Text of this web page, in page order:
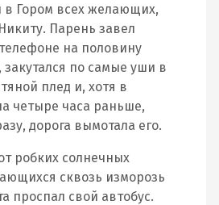
в Гором всех желающих,
Парень завел
на половину
закутался по самые уши в
плед и, хотя в
четыре часа раньше,
дорога вымотала его.
робких солнечных
сквозь изморозь
проспал свой автобус.